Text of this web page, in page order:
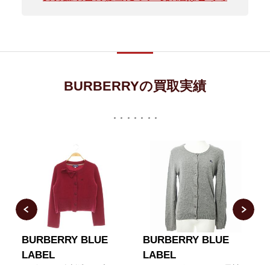
BURBERRYの買取実績
BURBERRY BLUE
LABEL
BURBERRY BLUE
LABEL